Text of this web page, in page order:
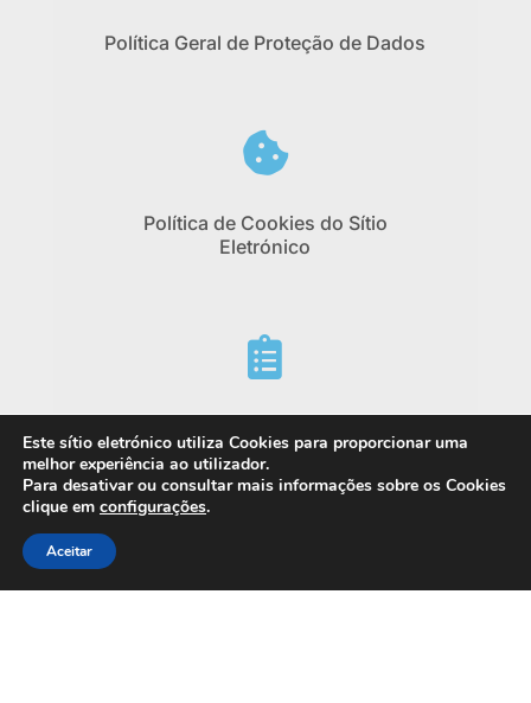
Política Geral de Proteção de Dados

Política de Cookies do Sítio
Eletrónico

Este sítio eletrónico utiliza Cookies para proporcionar uma
melhor experiência ao utilizador.
Para desativar ou consultar mais informações sobre os Cookies
clique em configurações.
Aceitar